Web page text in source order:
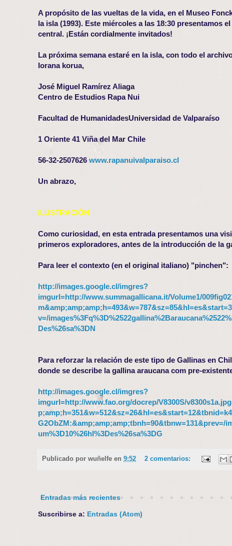
A propósito de las vueltas de la vida, en el Museo
la isla (1993). Este miércoles a las 18:30 presentamos
central. ¡Están cordialmente invitados!
La próxima semana estaré en la isla, con todo el
Iorana korua,
José Miguel Ramírez Aliaga
Centro de Estudios Rapa Nui
Facultad de HumanidadesUniversidad de Valparaíso
1 Oriente 41 Viña del Mar Chile
56-32-2507626 www.rapanuivalparaiso.cl
Un abrazo,
ILUSTRACIÓN
Como curiosidad, en esta entrada presentamos una
primeros exploradores, antes de la introducción de la
Para leer el contexto (en el original italiano) "pinchen":
http://images.google.cl/imgres?
imgurl=http://www.summagallicana.it/Volume1/
v=/
Des%26sa%3DN
Para reforzar la relación de este tipo de Gallinas en
donde se describe la gallina araucana com pre-
http://images.google.cl/imgres?
imgurl=http://www.fao.org/docrep/V8300S/
G2ObZM:&amp;amp;amp;tbnh=90&tbnw=131&prev=/
um%3D10%26hl%3Des%26sa%3DG
Publicado por wuñelfe en 9:52 2 comentarios:
Entradas más recientes
Suscribirse a: Entradas (Atom)